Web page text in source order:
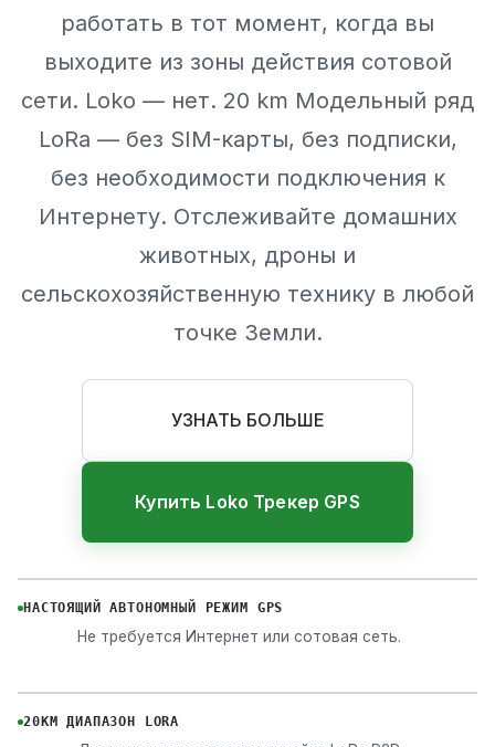
работать в тот момент, когда вы
выходите из зоны действия сотовой
сети. Loko — нет. 20 km Модельный ряд
LoRa — без SIM-карты, без подписки,
без необходимости подключения к
Интернету. Отслеживайте домашних
животных, дроны и
сельскохозяйственную технику в любой
точке Земли.
УЗНАТЬ БОЛЬШЕ
Купить Loko Трекер GPS
НАСТОЯЩИЙ АВТОНОМНЫЙ РЕЖИМ GPS
Не требуется Интернет или сотовая сеть.
20KM ДИАПАЗОН LORA